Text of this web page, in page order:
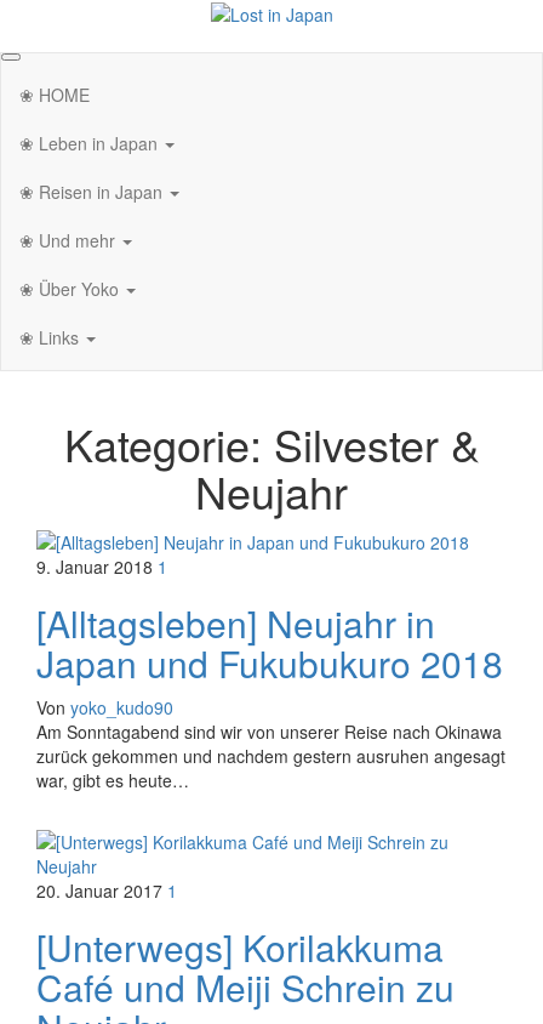
springen
❀ HOME
❀ Leben in Japan
❀ Reisen in Japan
❀ Und mehr
❀ Über Yoko
❀ Links
Kategorie: Silvester &
Neujahr
9. Januar 2018 1
[Alltagsleben] Neujahr in
Japan und Fukubukuro 2018
Von yoko_kudo90
Am Sonntagabend sind wir von unserer Reise nach Okinawa
zurück gekommen und nachdem gestern ausruhen angesagt
war, gibt es heute…
20. Januar 2017 1
[Unterwegs] Korilakkuma
Café und Meiji Schrein zu